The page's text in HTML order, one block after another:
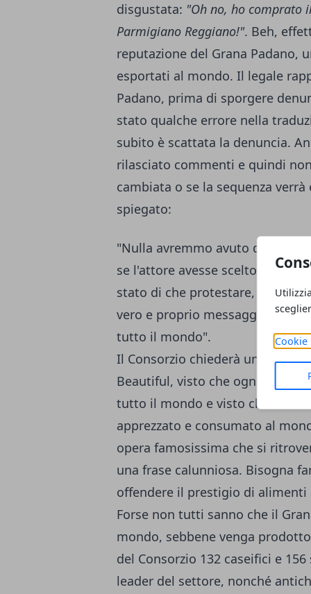
Cookie
disgustata: "Oh no, ho comprato
Parmigiano Reggiano!". Beh,
reputazione del Grana Padano,
esportati al mondo. Il legale
Padano, prima di sporgere
stato qualche errore nella
subito è scattata la denuncia.
rilasciato commenti e quindi
cambiata o se la sequenza
spiegato:
"Nulla avremmo avuto da dire
se l'attore avesse scelto il
stato di che protestare, ma non
vero e proprio messaggio
tutto il mondo".
Il Consorzio chiederà un
Beautiful, visto che ogni giorno
tutto il mondo e visto che il
apprezzato e consumato al
opera famosissima che si
una frase calunniosa. Bisogna
offendere il prestigio di alimenti
Forse non tutti sanno che il
mondo, sebbene venga
del Consorzio 132 caseifici e
leader del settore, nonché